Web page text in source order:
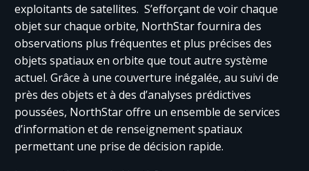
exploitants de satellites. S’efforçant de voir chaque
objet sur chaque orbite, NorthStar fournira des
observations plus fréquentes et plus précises des
objets spatiaux en orbite que tout autre système
actuel. Grâce à une couverture inégalée, au suivi de
près des objets et à des d’analyses prédictives
poussées, NorthStar offre un ensemble de services
d’information et de renseignement spatiaux
permettant une prise de décision rapide.